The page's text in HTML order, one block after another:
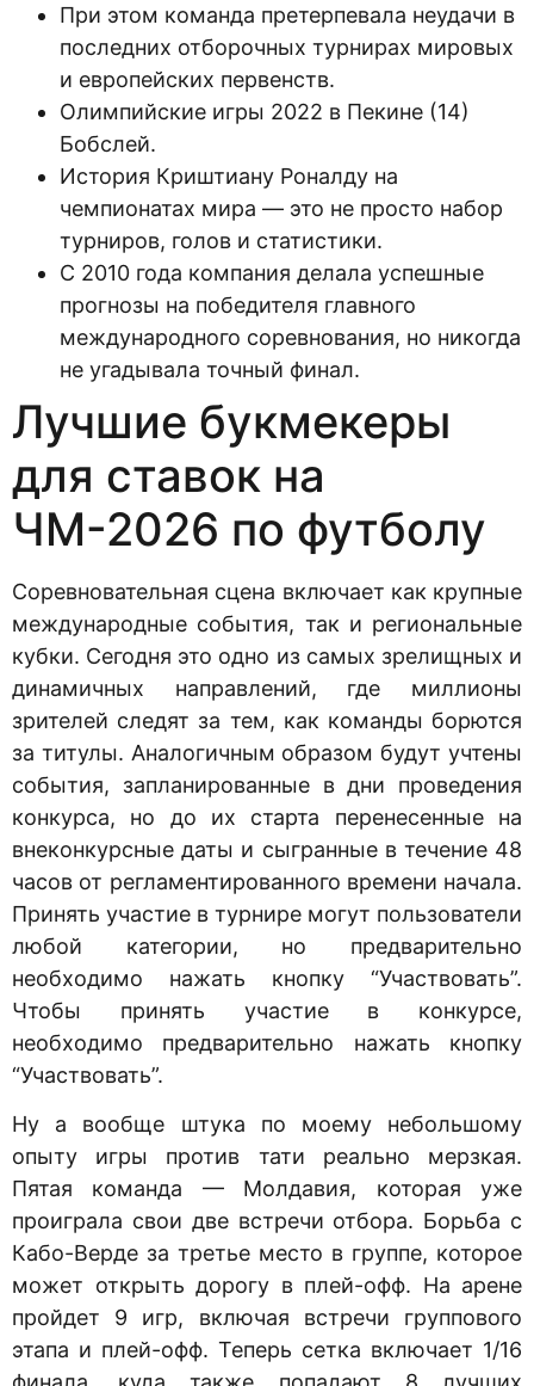
При этом команда претерпевала неудачи в
последних отборочных турнирах мировых
и европейских первенств.
Олимпийские игры 2022 в Пекине (14)
Бобслей.
История Криштиану Роналду на
чемпионатах мира — это не просто набор
турниров, голов и статистики.
С 2010 года компания делала успешные
прогнозы на победителя главного
международного соревнования, но никогда
не угадывала точный финал.
Лучшие букмекеры
для ставок на
ЧМ-2026 по футболу
Соревновательная сцена включает как крупные
международные события, так и региональные
кубки. Сегодня это одно из самых зрелищных и
динамичных направлений, где миллионы
зрителей следят за тем, как команды борются
за титулы. Аналогичным образом будут учтены
события, запланированные в дни проведения
конкурса, но до их старта перенесенные на
внеконкурсные даты и сыгранные в течение 48
часов от регламентированного времени начала.
Принять участие в турнире могут пользователи
любой категории, но предварительно
необходимо нажать кнопку “Участвовать”.
Чтобы принять участие в конкурсе,
необходимо предварительно нажать кнопку
“Участвовать”.
Ну а вообще штука по моему небольшому
опыту игры против тати реально мерзкая.
Пятая команда — Молдавия, которая уже
проиграла свои две встречи отбора. Борьба с
Кабо-Верде за третье место в группе, которое
может открыть дорогу в плей-офф. На арене
пройдет 9 игр, включая встречи группового
этапа и плей-офф. Теперь сетка включает 1/16